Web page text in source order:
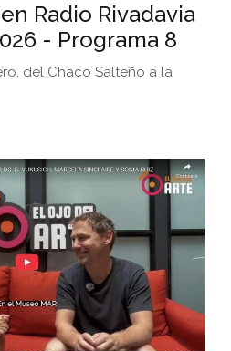
Radio Rivadavia
- Programa 8
del Chaco Salteño a la